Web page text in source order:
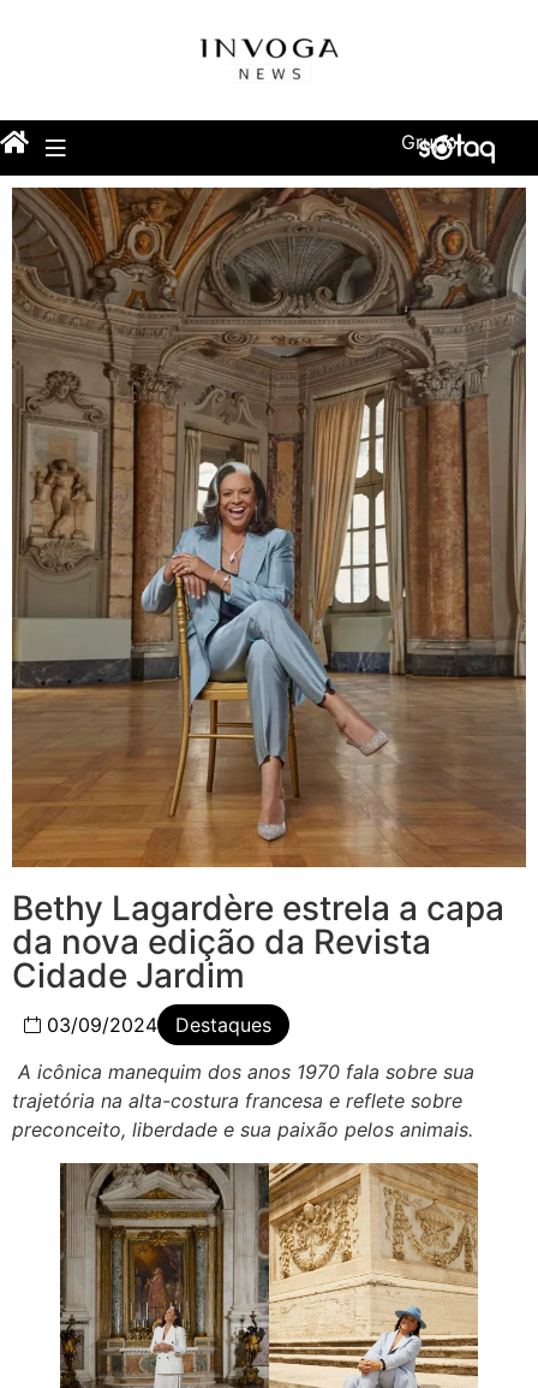
Grupo
Bethy Lagardère estrela a capa
da nova edição da Revista
Cidade Jardim
03/09/2024
Destaques
A icônica manequim dos anos 1970 fala sobre sua
trajetória na alta-costura francesa e reflete sobre
preconceito, liberdade e sua paixão pelos animais.